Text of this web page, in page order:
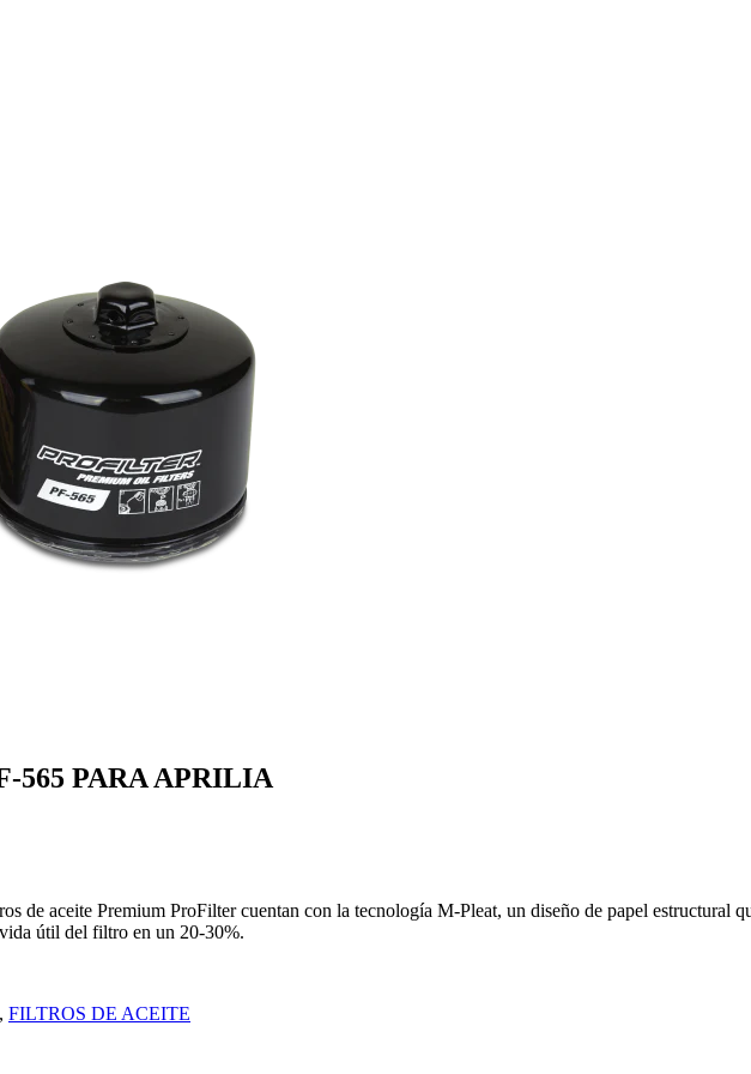
565 PARA APRILIA
aceite Premium ProFilter cuentan con la tecnología M-Pleat, un diseño de papel estructural
útil del filtro en un 20-30%.
, FILTROS DE ACEITE